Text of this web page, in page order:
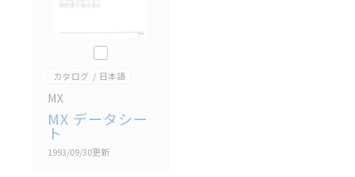
このカタログを選択
カタログ 日本語
MX
MX データシー
ト
1993/09/30更新